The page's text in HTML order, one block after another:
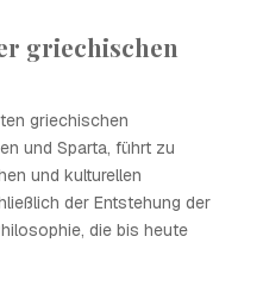
griechischen
griechischen
und Sparta, führt zu
und kulturellen
der Entstehung der
die bis heute